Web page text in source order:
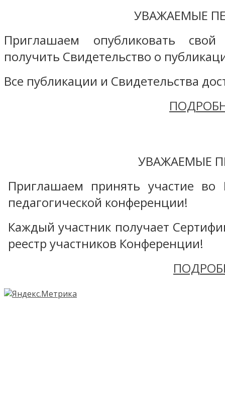
УВАЖАЕМЫЕ
Приглашаем опубликовать
получить Свидетельство о
Все публикации и Свидетельства
УВАЖАЕМЫЕ
Приглашаем принять участие во
педагогической конференции!
Каждый участник получает
реестр участников Конференции!